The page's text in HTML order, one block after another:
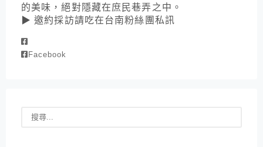
的美味，絕對隱藏在庶民巷弄之中。
▶ 邀約採訪請吃在台南粉絲團私訊
Facebook